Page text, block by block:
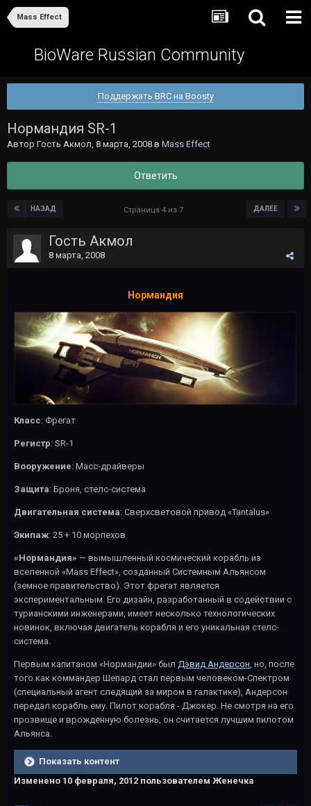
Mass Effect
BioWare Russian Community
Поддержать BRC на Boosty
Нормандия SR-1
Автор Гость Акмол, 8 марта, 2008 в Mass Effect
Ответить
НАЗАД ДАЛЕЕ
Страница 4 из 7
Гость Акмол
8 марта, 2008
Нормандия
Класс: Фрегат
Регистр: SR-1
Вооружение: Масс-драйверы
Защита: Броня, стелс-система
Двигательная система: Сверхсветовой привод «Tantalus»
Экипаж: 25 + 10 морпехов
«Нормандия» — вымышленный космический корабль из
вселенной «Mass Effect», созданный Системным Альянсом
(земное правительство). Этот фрегат является
экспериментальным. Его дизайн, разработанный в содействии с
турианскими инженерами, имеет несколько технологических
новинок, включая двигатель корабля и его уникальная стелс-
система.
Первым капитаном «Нормандии» был Дэвид Андерсон, но, после
того как коммандер Шепард стал первым человеком-Спектром
(специальный агент следящий за миром в галактике), Андерсон
передал корабль ему. Пилот корабля - Джокер. Не смотря на его
прозвище и врожденную болезнь, он считается лучшим пилотом
Альянса.
Показать контент
Изменено 10 февраля, 2012 пользователем Женечка